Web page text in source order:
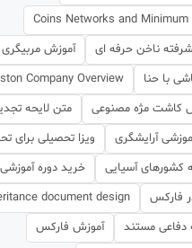
Coins Networks and Minimum
ناخن حرفه ای
آموزش
با حنا
Company Overview
کاشت مژه مصنوعی
متن لایحه
آرایشگری
ویزا تحصیلی برای
کشورهای آسیایی
خرید دوره
فارکس
document design
دفاعی مستند
آموزش فارکس